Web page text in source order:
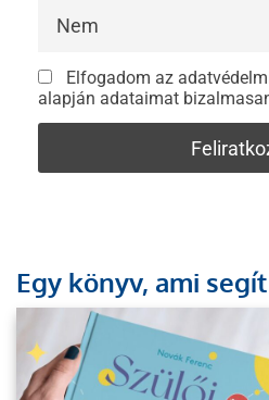
Elfogadom az
alapján adataimat
Egy könyv, ami